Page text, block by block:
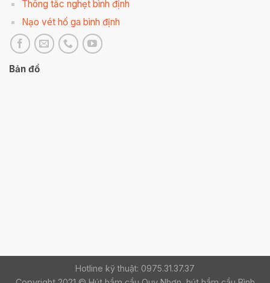
Thông tắc nghẹt bình định
Nạo vét hố ga bình định
Bản đồ
Hotline kỹ thuật: 0975.31.37.37